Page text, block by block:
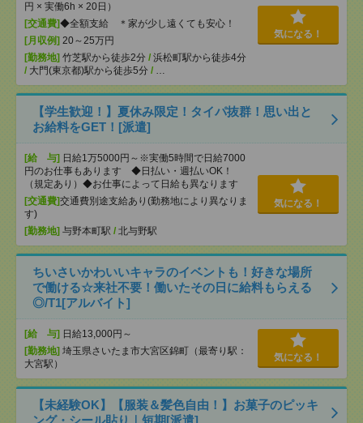
円 × 実働6h × 20日）
[交通費]◆全額支給 ＊家が少し遠くても安心！
[月収例] 20～25万円
[勤務地] 竹芝駅から徒歩2分 / 浜松町駅から徒歩4分
/ 大門(東京都)駅から徒歩5分 / …
気になる！
【学生歓迎！】夏休み限定！タイパ抜群！思い出と
お給料をGET！[派遣]
[給 与] 日給1万5000円～※実働5時間で日給7000
円のお仕事もあります ◆日払い・週払いOK！
（規定あり）◆お仕事によって日給も異なります
[交通費]交通費別途支給あり(勤務地により異なりま
す)
[勤務地] 与野本町駅 / 北与野駅
気になる！
ちいさいかわいいキャラのイベントも！好きな場所
で働ける☆来社不要！働いたその日に給料もらえる
◎/T1[アルバイト]
[給 与] 日給13,000円～
[勤務地] 埼玉県さいたま市大宮区錦町（最寄り駅：
大宮駅）
気になる！
【未経験OK】【服装＆髪色自由！】お菓子のピッキ
ング・シール貼り｜短期[派遣]